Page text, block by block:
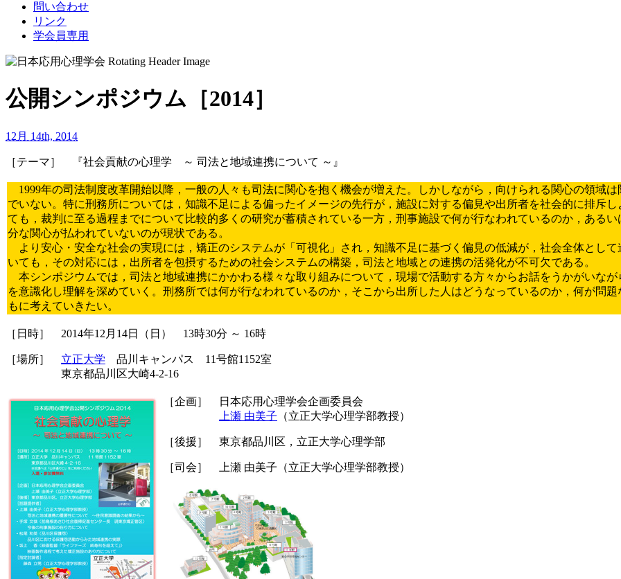
問い合わせ
リンク
学会員専用
公開シンポジウム［2014］
12月 14th, 2014
［テーマ］ 『社会貢献の心理学 ～ 司法と地域連携について ～』
1999年の司法制度改革開始以降，一般の人々も司法に関心を抱く機会が増えた。しかしながら，向けられる関心の領域
でいない。特に刑務所については，知識不足による偏ったイメージの先行が，施設に対する偏見や出所者を社会的に排斥
ても，裁判に至る過程までについて比較的多くの研究が蓄積されている一方，刑事施設で何が行なわれているのか，ある
分な関心が払われていないのが現状である。
より安心・安全な社会の実現には，矯正のシステムが「可視化」され，知識不足に基づく偏見の低減が，社会全体とし
いても，その対応には，出所者を包摂するための社会システムの構築，司法と地域との連携の活発化が不可欠である。
本シンポジウムでは，司法と地域連携にかかわる様々な取り組みについて，現場で活動する方々からお話をうかがいな
を意識化し理解を深めていく。刑務所では何が行なわれているのか，そこから出所した人はどうなっているのか，何が問
もに考えていきたい。
［日時］ 2014年12月14日（日） 13時30分 ～ 16時
［場所］ 立正大学 品川キャンパス 11号館1152室
東京都品川区大崎4-2-16
［企画］ 日本応用心理学会企画委員会
上瀬 由美子 （立正大学心理学部教授）
［後援］ 東京都品川区，立正大学心理学部
［司会］ 上瀬 由美子（立正大学心理学部教授）